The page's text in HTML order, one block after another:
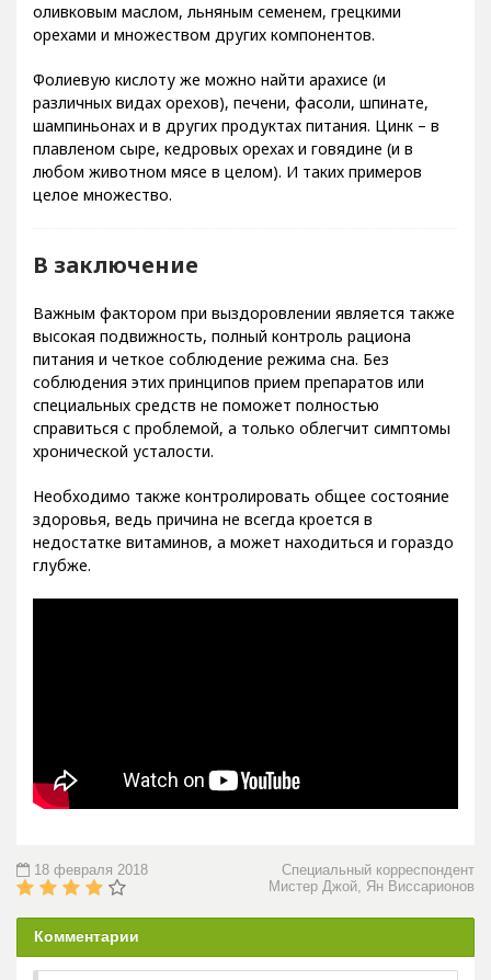
оливковым маслом, льняным семенем, грецкими
орехами и множеством других компонентов.
Фолиевую кислоту же можно найти арахисе (и
различных видах орехов), печени, фасоли, шпинате,
шампиньонах и в других продуктах питания. Цинк – в
плавленом сыре, кедровых орехах и говядине (и в
любом животном мясе в целом). И таких примеров
целое множество.
В заключение
Важным фактором при выздоровлении является также
высокая подвижность, полный контроль рациона
питания и четкое соблюдение режима сна. Без
соблюдения этих принципов прием препаратов или
специальных средств не поможет полностью
справиться с проблемой, а только облегчит симптомы
хронической усталости.
Необходимо также контролировать общее состояние
здоровья, ведь причина не всегда кроется в
недостатке витаминов, а может находиться и гораздо
глубже.
Специальный корреспондент
Мистер Джой, Ян Виссарионов
18 февраля 2018
Комментарии